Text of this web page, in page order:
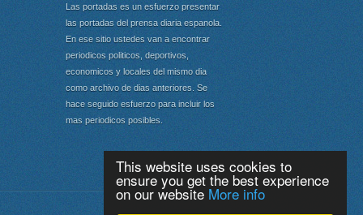
This website uses cookies to
ensure you get the best experience
on our website More info
Las portadas es un esfuerzo presentar
las portadas del prensa diaria espanola.
En ese sitio ustedes van a encontrar
periodicos politicos, deportivos,
economicos y locales del mismo dia
como archivo de dias anteriores. Se
hace seguido esfuerzo para incluir los
mas periodicos posibles.